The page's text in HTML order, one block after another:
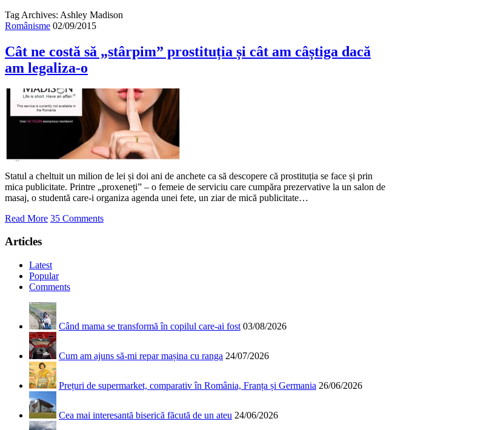
Tag Archives: Ashley Madison
Românisme 02/09/2015
Cât ne costă să „stârpim” prostituția și cât am câștiga dacă
am legaliza-o
Statul a cheltuit un milion de lei și doi ani de anchete ca să descopere că prostituția se face și prin
mica publicitate. Printre „proxeneți” – o femeie de serviciu care cumpăra prezervative la un salon de
masaj, o studentă care-i organiza agenda unei fete, un ziar de mică publicitate…
Read More 35 Comments
Articles
Latest
Popular
Comments
Când mama se transformă în copilul care-ai fost 03/08/2026
Cum am ajuns să-mi repar mașina cu ranga 24/07/2026
Prețuri de supermarket, comparativ în România, Franța și Germania 26/06/2026
Cea mai interesantă biserică făcută de un ateu 24/06/2026